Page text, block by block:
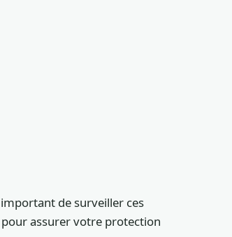
de surveiller ces
pour assurer votre protection